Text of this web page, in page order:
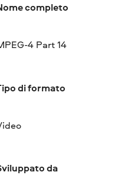
completo
4 Part 14
di formato
da